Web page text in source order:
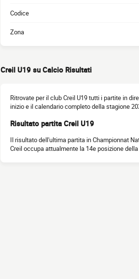
Codice
Zona
Creil U19 su Calcio Risultati
Ritrovate per il club Creil U19 tutti i partite in
inizio e il calendario completo della stagione
Risultato partita Creil U19
Il risultato dell'ultima partita in Championnat
Creil occupa attualmente la 14e posizione